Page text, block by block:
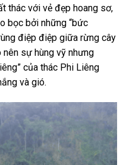
thác với vẻ đẹp hoang sơ,
bọc bởi những “bức
điệp điệp giữa rừng cây
nên sự hùng vỹ nhưng
của thác Phi Liêng
và gió.